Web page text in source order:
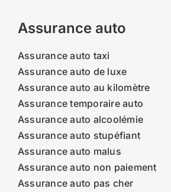
Assurance auto
Assurance auto taxi
Assurance auto de luxe
Assurance auto au kilomètre
Assurance temporaire auto
Assurance auto alcoolémie
Assurance auto stupéfiant
Assurance auto malus
Assurance auto non paiement
Assurance auto pas cher